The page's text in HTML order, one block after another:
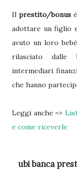
Ilprestito/bonus
adottare un figlio
avuto un loro
rilasciato dalle
intermediari
che hanno
Leggi anche =>
e come riceverle
ubi banca